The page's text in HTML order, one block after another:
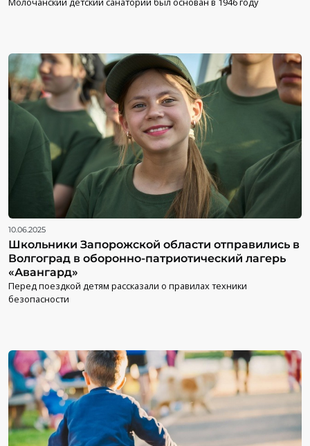
10.06.2025
Школьники Запорожской области отправились в
Волгоград в оборонно-патриотический лагерь
«Авангард»
Перед поездкой детям рассказали о правилах техники
безопасности